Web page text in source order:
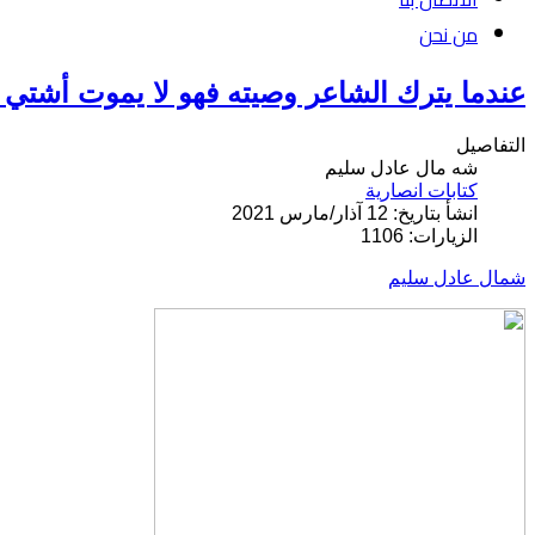
من نحن
عندما يترك الشاعر وصيته فهو لا يموت أشتي
التفاصيل
شه مال عادل سليم
كتابات انصارية
انشأ بتاريخ: 12 آذار/مارس 2021
الزيارات: 1106
شمال عادل سليم